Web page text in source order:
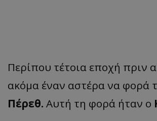
Περίπου τέτοια εποχή
ακόμα έναν αστέρα να φορά
Πέρεθ. Αυτή τη φορά ήταν ο